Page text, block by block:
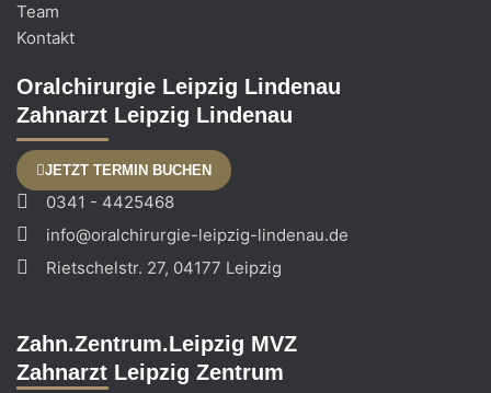
Team
Kontakt
Oralchirurgie Leipzig Lindenau
Zahnarzt Leipzig Lindenau
JETZT TERMIN BUCHEN
0341 - 4425468
info@oralchirurgie-leipzig-lindenau.de
Rietschelstr. 27, 04177 Leipzig
Zahn.Zentrum.Leipzig MVZ
Zahnarzt Leipzig Zentrum